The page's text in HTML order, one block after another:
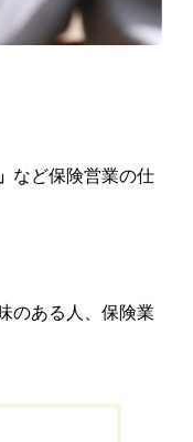
など保険営業の仕
のある人、保険業